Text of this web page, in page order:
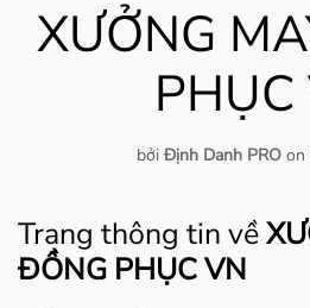
XƯỞNG
PHỤC
bởi Định Danh PRO on
Trang thông tin về
ĐỒNG PHỤC VN